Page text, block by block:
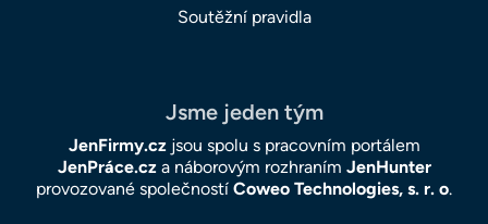
Soutěžní pravidla
Jsme jeden tým
JenFirmy.czjsou spolu s pracovním portálem
JenPráce.cza náborovým rozhraním JenHunter
provozované společností Coweo Technologies, s. r. o.